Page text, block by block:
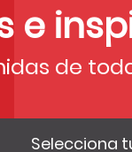
e
de
Selecciona